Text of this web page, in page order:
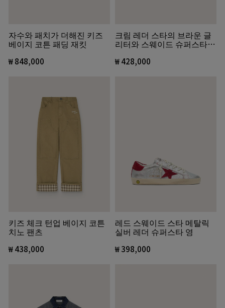
자수와 패치가 더해진 키즈
베이지 코튼 패딩 재킷
₩ 848,000
크림 레더 스타의 브라운 글
리터와 스웨이드 슈퍼스타
₩ 428,000
키즈 체크 턴업 베이지 코튼
치노 팬츠
₩ 438,000
레드 스웨이드 스타 메탈릭
실버 레더 슈퍼스타 영
₩ 398,000